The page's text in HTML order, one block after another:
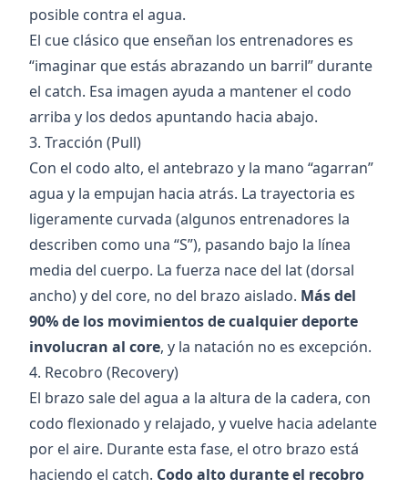
posible contra el agua.
El cue clásico que enseñan los entrenadores es
“imaginar que estás abrazando un barril” durante
el catch. Esa imagen ayuda a mantener el codo
arriba y los dedos apuntando hacia abajo.
3. Tracción (Pull)
Con el codo alto, el antebrazo y la mano “agarran”
agua y la empujan hacia atrás. La trayectoria es
ligeramente curvada (algunos entrenadores la
describen como una “S”), pasando bajo la línea
media del cuerpo. La fuerza nace del lat (dorsal
ancho) y del core, no del brazo aislado. Más del
90% de los movimientos de cualquier deporte
involucran al core, y la natación no es excepción.
4. Recobro (Recovery)
El brazo sale del agua a la altura de la cadera, con
codo flexionado y relajado, y vuelve hacia adelante
por el aire. Durante esta fase, el otro brazo está
haciendo el catch. Codo alto durante el recobro